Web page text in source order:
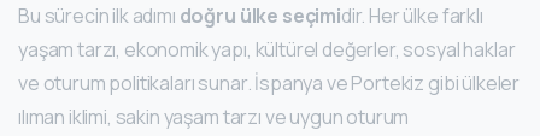
Bu sürecin ilk adımı doğru ülke seçimidir. Her ülke farklı
yaşam tarzı, ekonomik yapı, kültürel değerler, sosyal haklar
ve oturum politikaları sunar. İspanya ve Portekiz gibi ülkeler
ılıman iklimi, sakin yaşam tarzı ve uygun oturum